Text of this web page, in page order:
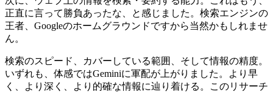
正直に言って勝負あったな、と感じました。検索エンジンの
王者、Googleのホームグラウンドですから当然かもしれませ
ん。
検索のスピード、カバーしている範囲、そして情報の精度。
いずれも、体感ではGeminiに軍配が上がりました。より早
く、より深く、より的確な情報に辿り着ける。このリサーチ